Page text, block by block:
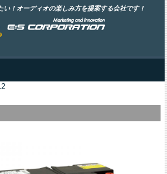
い！オーディオの楽しみ方を提案する会社です！